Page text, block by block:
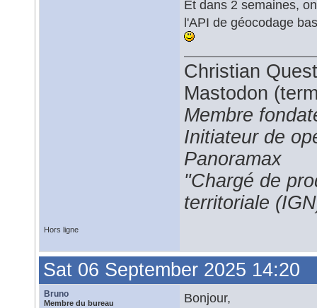
Et dans 2 semaines,
l'API de géocodage
Christian
Mastodon
Membre
Initiateur de
Panoramax
"Chargé de
territoriale
Hors ligne
Sat 06 September 2025 14:20
Bruno
Membre du bureau
Bonjour,